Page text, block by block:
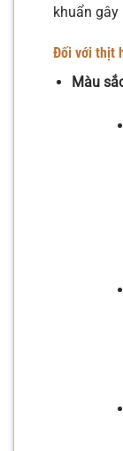
khuẩn gây
Đối với thịt
Màu